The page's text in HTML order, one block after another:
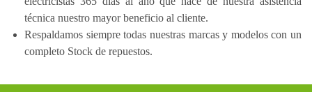
técnica nuestro mayor beneficio al cliente.
Respaldamos siempre todas nuestras marcas y modelos con un
completo Stock de repuestos.